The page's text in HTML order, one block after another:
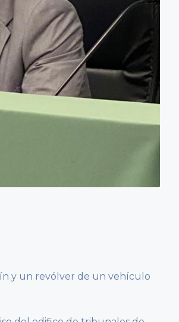
y un revólver de un vehículo